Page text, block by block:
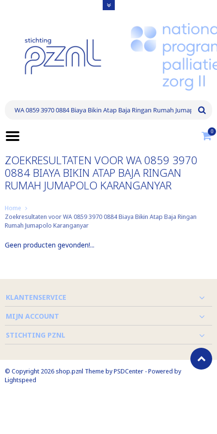
0
ZOEKRESULTATEN VOOR WA 0859 3970
0884 BIAYA BIKIN ATAP BAJA RINGAN
RUMAH JUMAPOLO KARANGANYAR
Home
Zoekresultaten voor WA 0859 3970 0884 Biaya Bikin Atap Baja Ringan
Rumah Jumapolo Karanganyar
Geen producten gevonden!...
KLANTENSERVICE
MIJN ACCOUNT
STICHTING PZNL
© Copyright 2026 shop.pznl Theme byPSDCenter - Powered by
Lightspeed